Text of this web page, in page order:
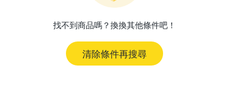
找不到商品嗎？換換其他條件吧！
清除條件再搜尋